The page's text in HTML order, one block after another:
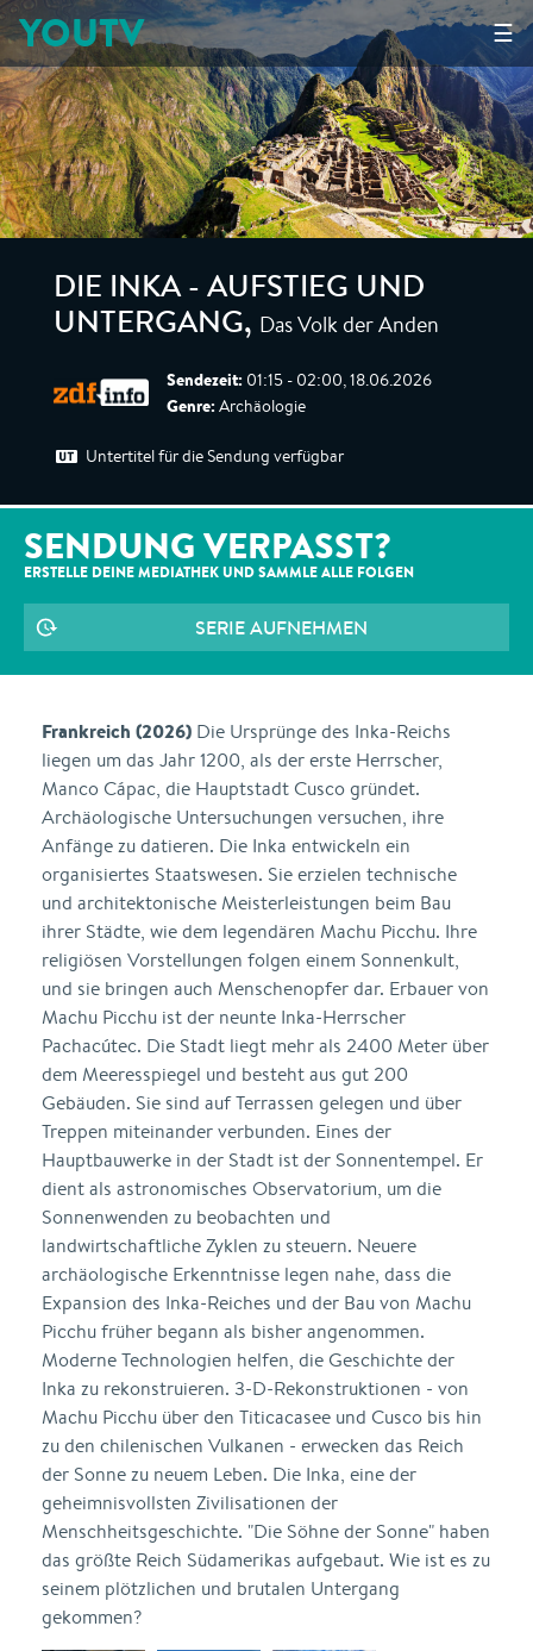
☰
YOUTV
DIE INKA - AUFSTIEG UND
UNTERGANG, Das Volk der Anden
Sendezeit: 01:15 - 02:00, 18.06.2026
Genre: Archäologie
Untertitel für die Sendung verfügbar
SENDUNG VERPASST?
ERSTELLE DEINE MEDIATHEK UND SAMMLE ALLE FOLGEN
SERIE AUFNEHMEN
Frankreich (2026) Die Ursprünge des Inka-Reichs
liegen um das Jahr 1200, als der erste Herrscher,
Manco Cápac, die Hauptstadt Cusco gründet.
Archäologische Untersuchungen versuchen, ihre
Anfänge zu datieren. Die Inka entwickeln ein
organisiertes Staatswesen. Sie erzielen technische
und architektonische Meisterleistungen beim Bau
ihrer Städte, wie dem legendären Machu Picchu. Ihre
religiösen Vorstellungen folgen einem Sonnenkult,
und sie bringen auch Menschenopfer dar. Erbauer von
Machu Picchu ist der neunte Inka-Herrscher
Pachacútec. Die Stadt liegt mehr als 2400 Meter über
dem Meeresspiegel und besteht aus gut 200
Gebäuden. Sie sind auf Terrassen gelegen und über
Treppen miteinander verbunden. Eines der
Hauptbauwerke in der Stadt ist der Sonnentempel. Er
dient als astronomisches Observatorium, um die
Sonnenwenden zu beobachten und
landwirtschaftliche Zyklen zu steuern. Neuere
archäologische Erkenntnisse legen nahe, dass die
Expansion des Inka-Reiches und der Bau von Machu
Picchu früher begann als bisher angenommen.
Moderne Technologien helfen, die Geschichte der
Inka zu rekonstruieren. 3-D-Rekonstruktionen - von
Machu Picchu über den Titicacasee und Cusco bis hin
zu den chilenischen Vulkanen - erwecken das Reich
der Sonne zu neuem Leben. Die Inka, eine der
geheimnisvollsten Zivilisationen der
Menschheitsgeschichte. "Die Söhne der Sonne" haben
das größte Reich Südamerikas aufgebaut. Wie ist es zu
seinem plötzlichen und brutalen Untergang
gekommen?